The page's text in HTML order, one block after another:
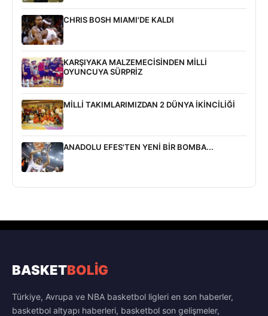
CHRIS BOSH MIAMI'DE KALDI
KARŞIYAKA MALZEMECİSİNDEN MİLLİ
OYUNCUYA SÜRPRİZ
MİLLİ TAKIMLARIMIZDAN 2 DÜNYA İKİNCİLİĞİ
ANADOLU EFES'TEN YENİ BİR BOMBA...
BASKETBOLİG
Türkiye, Avrupa ve NBA basketbol ligleri en son haberler,
basketbol altyapı haberleri, basketbol son gelişmeler,